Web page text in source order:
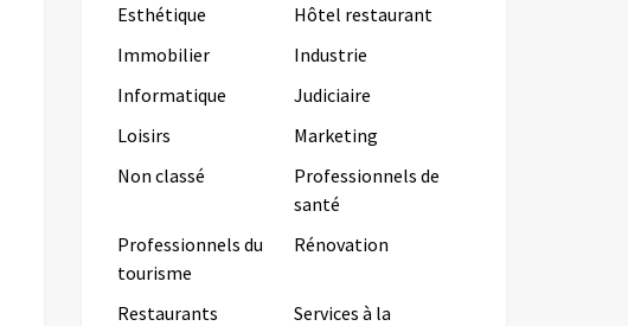
Esthétique
Hôtel restaurant
Immobilier
Industrie
Informatique
Judiciaire
Loisirs
Marketing
Non classé
Professionnels de
santé
Professionnels du
tourisme
Rénovation
Restaurants
Services à la